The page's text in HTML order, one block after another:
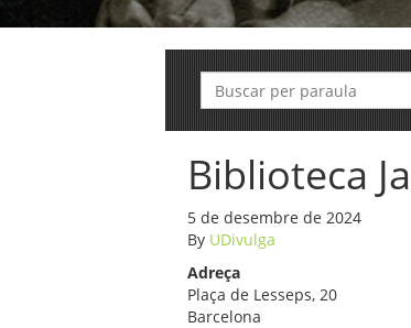
Biblioteca
5 de desembre de 2024
By UDivulga
Adreça
Plaça de Lesseps, 20
Barcelona